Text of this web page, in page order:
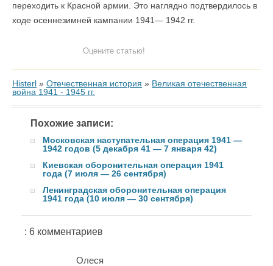
переходить к Красной армии. Это наглядно подтвердилось в
ходе осеннезимней кампании 1941— 1942 гг.
Оцените статью!
Histerl » Отечественная история » Великая отечественная
война 1941 - 1945 гг.
Похожие записи:
Московская наступательная операция 1941 —
1942 годов (5 декабря 41 — 7 января 42)
Киевская оборонительная операция 1941
года (7 июля — 26 сентября)
Ленинградская оборонительная операция
1941 года (10 июля — 30 сентября)
: 6 комментариев
Олеся